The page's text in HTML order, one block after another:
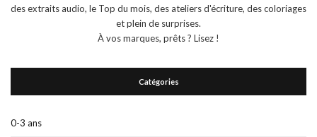
des extraits audio, le Top du mois, des ateliers d'écriture, des coloriages
et plein de surprises.
À vos marques, prêts ? Lisez !
Catégories
0-3 ans